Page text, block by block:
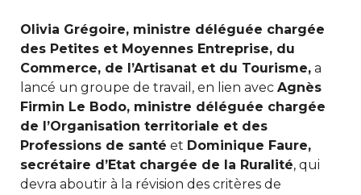
Olivia Grégoire, ministre déléguée chargée
des Petites et Moyennes Entreprise, du
Commerce, de l’Artisanat et du Tourisme, a
lancé un groupe de travail, en lien avec Agnès
Firmin Le Bodo, ministre déléguée chargée
de l’Organisation territoriale et des
Professions de santé et Dominique Faure,
secrétaire d’Etat chargée de la Ruralité, qui
devra aboutir à la révision des critères de